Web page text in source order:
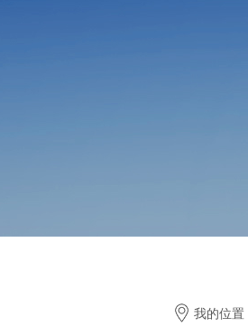
我的位置